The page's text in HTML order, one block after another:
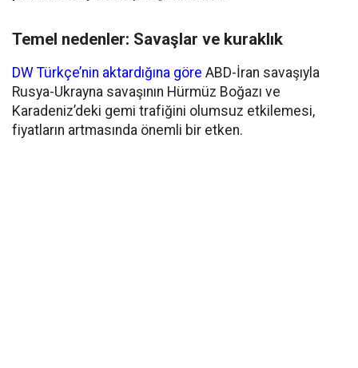
Temel nedenler: Savaşlar ve kuraklık
DW Türkçe’nin aktardığına göre ABD-İran savaşıyla
Rusya-Ukrayna savaşının Hürmüz Boğazı ve
Karadeniz’deki gemi trafiğini olumsuz etkilemesi,
fiyatların artmasında önemli bir etken.